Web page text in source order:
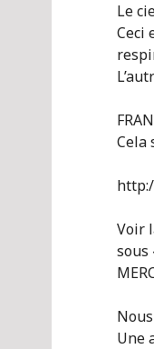
Le
Ceci
Cela
Voir
sous
Une